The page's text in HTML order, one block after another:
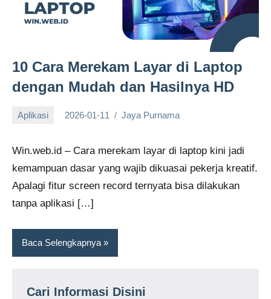
10 Cara Merekam Layar di Laptop
dengan Mudah dan Hasilnya HD
Aplikasi 2026-01-11 Jaya Purnama
Win.web.id – Cara merekam layar di laptop kini jadi
kemampuan dasar yang wajib dikuasai pekerja kreatif.
Apalagi fitur screen record ternyata bisa dilakukan
tanpa aplikasi […]
Baca Selengkapnya
Cari Informasi Disini